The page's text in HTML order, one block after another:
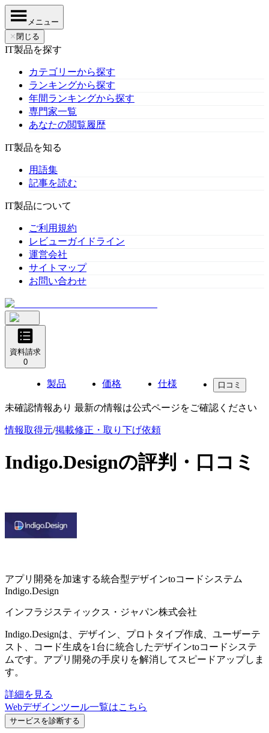
メニュー
✕ 閉じる
IT製品を探す
カテゴリーから探す
ランキングから探す
年間ランキングから探す
専門家一覧
あなたの閲覧履歴
IT製品を知る
用語集
記事を読む
IT製品について
ご利用規約
レビューガイドライン
運営会社
サイトマップ
お問い合わせ
資料請求
0
製品 価格 仕様 口コミ
未確認情報あり 最新の情報は公式ページをご確認ください
情報取得元/掲載修正・取り下げ依頼
Indigo.Designの評判・口コミ
アプリ開発を加速する統合型デザインtoコードシステム
Indigo.Design
インフラジスティックス・ジャパン株式会社
Indigo.Designは、デザイン、プロトタイプ作成、ユーザーテ
スト、コード生成を1台に統合したデザインtoコードシステ
ムです。アプリ開発の手戻りを解消してスピードアップしま
す。
詳細を見る
Webデザインツール一覧はこちら
サービスを診断する